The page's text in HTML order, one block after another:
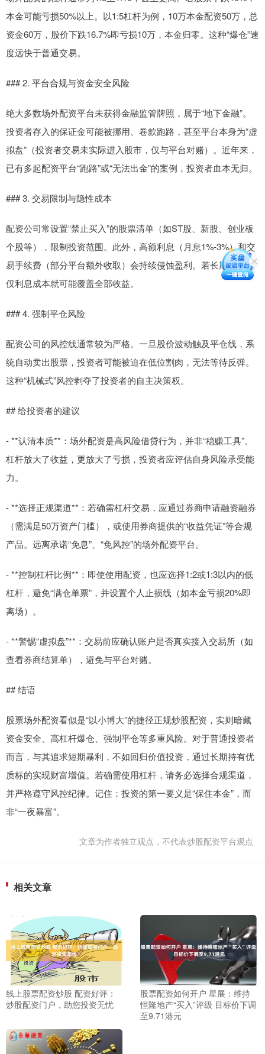
本金可能亏损50%以上。以1:5杠杆为例，10万本金配资50万，总
资金60万，股价下跌16.7%即亏损10万，本金归零。这种“爆仓”速
度远快于普通交易。
### 2. 平台合规与资金安全风险
绝大多数场外配资平台未获得金融监管牌照，属于“地下金融”。
投资者存入的保证金可能被挪用、卷款跑路，甚至平台本身为“虚
拟盘”（投资者交易未实际进入股市，仅与平台对赌）。近年来，
已有多起配资平台“跑路”或“无法出金”的案例，投资者血本无归。
### 3. 交易限制与隐性成本
配资公司常设置“禁止买入”的股票清单（如ST股、新股、创业板
个股等），限制投资范围。此外，高额利息（月息1%-3%）和交
易手续费（部分平台额外收取）会持续侵蚀盈利。若长期持仓，
仅利息成本就可能覆盖全部收益。
### 4. 强制平仓风险
配资公司的风控线通常较为严格。一旦股价波动触及平仓线，系
统自动卖出股票，投资者可能被迫在低位割肉，无法等待反弹。
这种“机械式”风控剥夺了投资者的自主决策权。
## 给投资者的建议
- **认清本质**：场外配资是高风险借贷行为，并非“稳赚工具”。
杠杆放大了收益，更放大了亏损，投资者应评估自身风险承受能
力。
- **选择正规渠道**：若确需杠杆交易，应通过券商申请融资融券
（需满足50万资产门槛），或使用券商提供的“收益凭证”等合规
产品。远离承诺“免息”、“免风控”的场外配资平台。
- **控制杠杆比例**：即使使用配资，也应选择1:2或1:3以内的低
杠杆，避免“满仓单票”，并设置个人止损线（如本金亏损20%即
离场）。
- **警惕“虚拟盘”**：交易前应确认账户是否真实接入交易所（如
查看券商结算单），避免与平台对赌。
## 结语
股票场外配资看似是“以小博大”的捷径正规炒股配资，实则暗藏
资金安全、高杠杆爆仓、强制平仓等多重风险。对于普通投资者
而言，与其追求短期暴利，不如回归价值投资，通过长期持有优
质标的实现财富增值。若确需使用杠杆，请务必选择合规渠道，
并严格遵守风控纪律。记住：投资的第一要义是“保住本金”，而
非“一夜暴富”。
文章为作者独立观点，不代表炒股配资平台观点
相关文章
线上股票配资炒股 配资好评：
炒股配资门户，助您投资无忧
股票配资如何开户 星展：维持
恒隆地产“买入”评级 目标价下调
至9.71港元